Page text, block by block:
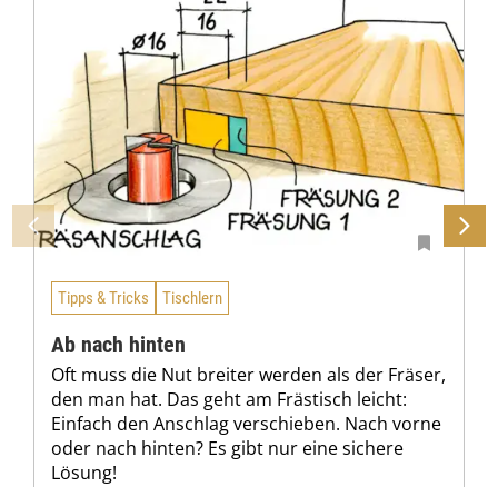
Tipps & Tricks Tischlern
Ab nach hinten
Oft muss die Nut breiter werden als der Fräser,
den man hat. Das geht am Frästisch leicht:
Einfach den Anschlag verschieben. Nach vorne
oder nach hinten? Es gibt nur eine sichere
Lösung!